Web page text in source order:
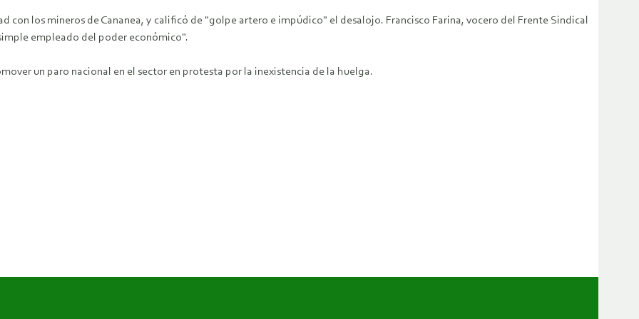
con los mineros de Cananea, y calificó de "golpe artero e impúdico" el desalojo. Francisco Farina, vocero del Frente Sindical
empleado del poder económico".
un paro nacional en el sector en protesta por la inexistencia de la huelga.